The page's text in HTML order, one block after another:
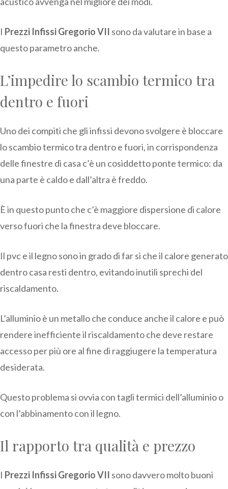
I Prezzi Infissi Gregorio VII sono da valutare in base a
questo parametro anche.
L’impedire lo scambio termico tra
dentro e fuori
Uno dei compiti che gli infissi devono svolgere è bloccare
lo scambio termico tra dentro e fuori, in corrispondenza
delle finestre di casa c’è un cosiddetto ponte termico: da
una parte è caldo e dall’altra è freddo.
È in questo punto che c’è maggiore dispersione di calore
verso fuori che la finestra deve bloccare.
Il pvc e il legno sono in grado di far sì che il calore generato
dentro casa resti dentro, evitando inutili sprechi del
riscaldamento.
L’alluminio è un metallo che conduce anche il calore e può
rendere inefficiente il riscaldamento che deve restare
accesso per più ore al fine di raggiugere la temperatura
desiderata.
Questo problema si ovvia con tagli termici dell’alluminio o
con l’abbinamento con il legno.
Il rapporto tra qualità e prezzo
I Prezzi Infissi Gregorio VII sono davvero molto buoni